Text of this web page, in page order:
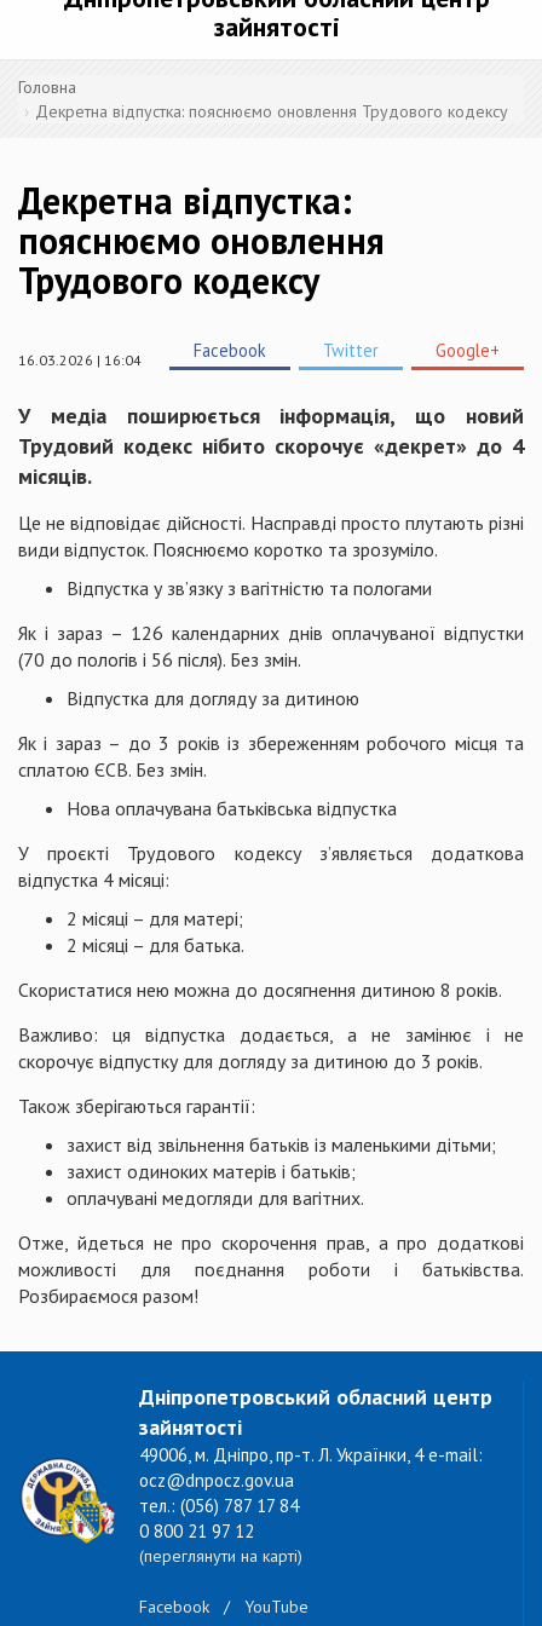
зайнятості
Головна
Декретна відпустка: пояснюємо оновлення Трудового кодексу
Декретна відпустка:
пояснюємо оновлення
Трудового кодексу
16.03.2026 | 16:04 Facebook Twitter Google+
У медіа поширюється інформація, що новий
Трудовий кодекс нібито скорочує «декрет» до 4
місяців.
Це не відповідає дійсності. Насправді просто плутають різні
види відпусток. Пояснюємо коротко та зрозуміло.
Відпустка у зв’язку з вагітністю та пологами
Як і зараз – 126 календарних днів оплачуваної відпустки
(70 до пологів і 56 після). Без змін.
Відпустка для догляду за дитиною
Як і зараз – до 3 років із збереженням робочого місця та
сплатою ЄСВ. Без змін.
Нова оплачувана батьківська відпустка
У проєкті Трудового кодексу з’являється додаткова
відпустка 4 місяці:
2 місяці – для матері;
2 місяці – для батька.
Скористатися нею можна до досягнення дитиною 8 років.
Важливо: ця відпустка додається, а не замінює і не
скорочує відпустку для догляду за дитиною до 3 років.
Також зберігаються гарантії:
захист від звільнення батьків із маленькими дітьми;
захист одиноких матерів і батьків;
оплачувані медогляди для вагітних.
Отже, йдеться не про скорочення прав, а про додаткові
можливості для поєднання роботи і батьківства.
Розбираємося разом!
Дніпропетровський обласний центр
зайнятості
49006, м. Дніпро, пр-т. Л. Українки, 4 e-mail:
ocz@dnpocz.gov.ua
тел.: (056) 787 17 84
0 800 21 97 12
(переглянути на карті)
Facebook / YouTube